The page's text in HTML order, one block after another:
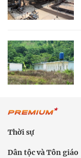
Thời sự
Dân tộc và Tôn giáo